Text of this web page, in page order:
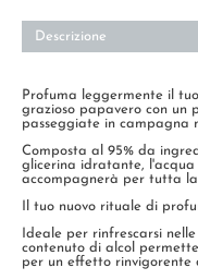
Descrizione
Profuma leggermente il
grazioso papavero con un
passeggiate in campagna
Composta al 95% da
glicerina idratante,
accompagnerà per tutta
Il tuo nuovo rituale di
Ideale per rinfrescarsi
contenuto di alcol
per un effetto rinvigorente